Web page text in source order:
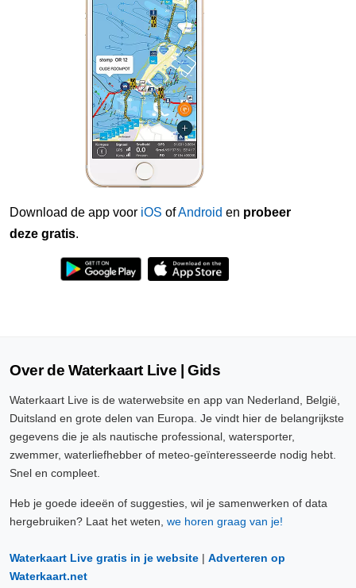
Download de app voor iOS ofAndroid en probeer
deze gratis.
Over de Waterkaart Live | Gids
Waterkaart Live is de waterwebsite en app van Nederland, België,
Duitsland en grote delen van Europa. Je vindt hier de belangrijkste
gegevens die je als nautische professional, watersporter,
zwemmer, waterliefhebber of meteo-geïnteresseerde nodig hebt.
Snel en compleet.
Heb je goede ideeën of suggesties, wil je samenwerken of data
hergebruiken? Laat het weten, we horen graag van je!
Waterkaart Live gratis in je website | Adverteren op
Waterkaart.net